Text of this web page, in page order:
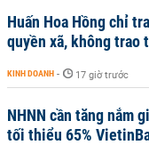
Huấn Hoa Hồng chỉ
quyền xã, không trao
KINH DOANH - 17 giờ trước
NHNN cần tăng nắm
tối thiểu 65%